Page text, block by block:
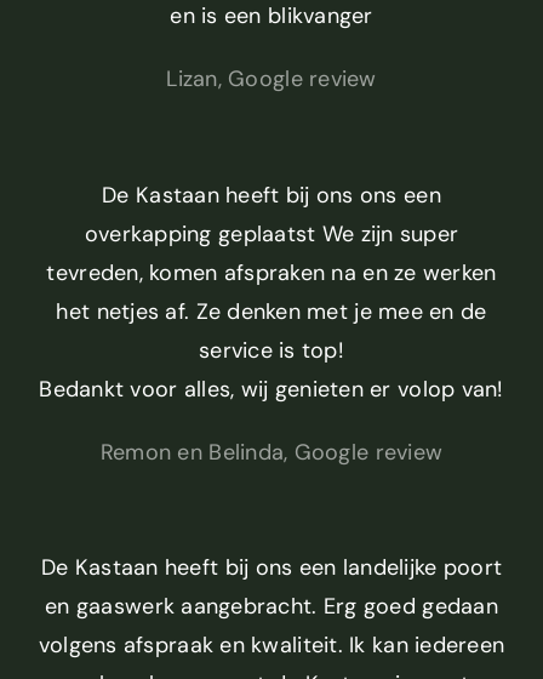
en is een blikvanger
Lizan, Google review
De Kastaan heeft bij ons ons een
overkapping geplaatst We zijn super
tevreden, komen afspraken na en ze werken
het netjes af. Ze denken met je mee en de
service is top!
Bedankt voor alles, wij genieten er volop van!
Remon en Belinda, Google review
De Kastaan heeft bij ons een landelijke poort
en gaaswerk aangebracht. Erg goed gedaan
volgens afspraak en kwaliteit. Ik kan iedereen